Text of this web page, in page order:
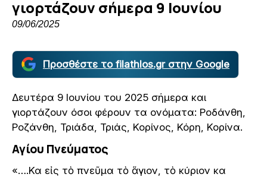
γιορτάζουν σήμερα 9 Ιουνίου
09/06/2025
Προσθέστε το filathlos.gr στην Google
Δευτέρα 9 Ιουνίου του 2025 σήμερα και
γιορτάζουν όσοι φέρουν τα ονόματα: Ροδάνθη,
Ροζάνθη, Τριάδα, Τριάς, Κορίνος, Κόρη, Κορίνα.
Αγίου Πνεύματος
«….Καὶ εἰς τὸ πνεῦμα τὸ ἅγιον, τὸ κύριον καὶ